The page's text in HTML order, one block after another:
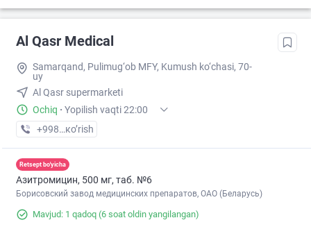
Al Qasr Medical
Samarqand, Pulimug‘ob MFY, Kumush ko‘chasi, 70-
uy
Al Qasr supermarketi
Ochiq · Yopilish vaqti 22:00
+998 (95) XXX-XX-XX
кo’rish
Retsept bo'yicha
Азитромицин, 500 мг, таб. №6
Борисовский завод медицинских препаратов, ОАО (Беларусь)
Mavjud: 1 qadoq (6 soat oldin yangilangan)